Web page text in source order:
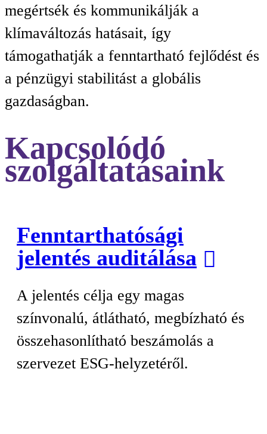
megértsék és kommunikálják a
klímaváltozás hatásait, így
támogathatják a fenntartható fejlődést és
a pénzügyi stabilitást a globális
gazdaságban.
Kapcsolódó
szolgáltatásaink
Fenntarthatósági
jelentés auditálása
A jelentés célja egy magas
színvonalú, átlátható, megbízható és
összehasonlítható beszámolás a
szervezet ESG-helyzetéről.